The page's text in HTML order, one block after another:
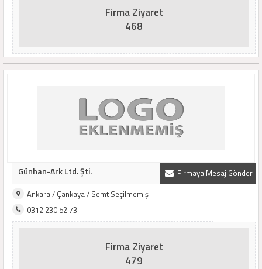
Firma Ziyaret
468
Firmaya Mesaj Gönder
Günhan-Ark Ltd. Şti.
Ankara / Çankaya / Semt Seçilmemiş
0312 230 52 73
Firma Ziyaret
479